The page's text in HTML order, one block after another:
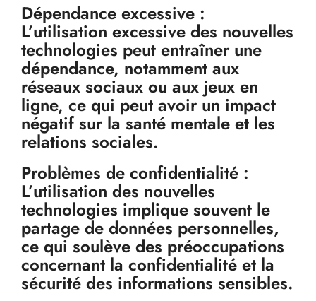
Dépendance excessive :
L’utilisation excessive des nouvelles
technologies peut entraîner une
dépendance, notamment aux
réseaux sociaux ou aux jeux en
ligne, ce qui peut avoir un impact
négatif sur la santé mentale et les
relations sociales.
Problèmes de confidentialité :
L’utilisation des nouvelles
technologies implique souvent le
partage de données personnelles,
ce qui soulève des préoccupations
concernant la confidentialité et la
sécurité des informations sensibles.